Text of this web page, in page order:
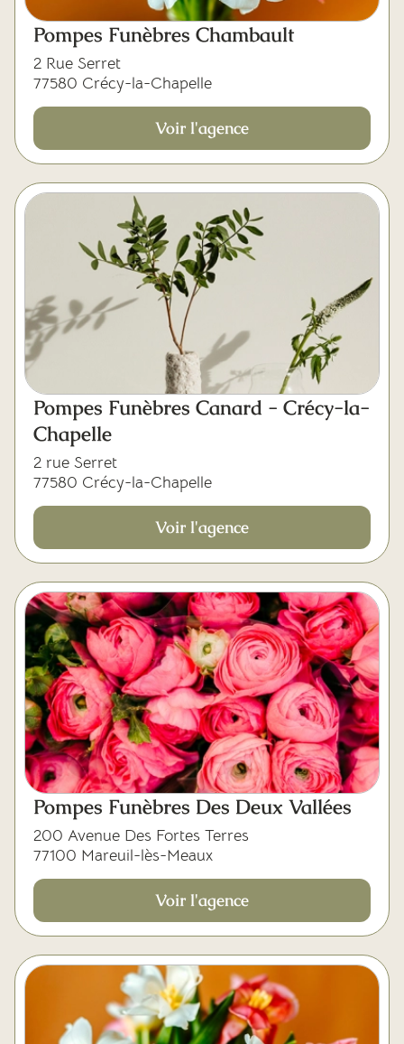
Pompes Funèbres Chambault
2 Rue Serret
77580 Crécy-la-Chapelle
Voir l'agence
Pompes Funèbres Canard - Crécy-la-
Chapelle
2 rue Serret
77580 Crécy-la-Chapelle
Voir l'agence
Pompes Funèbres Des Deux Vallées
200 Avenue Des Fortes Terres
77100 Mareuil-lès-Meaux
Voir l'agence